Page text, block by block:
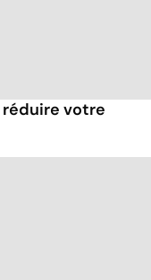
réduire votre